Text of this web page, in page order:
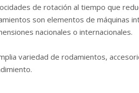
de rotación al tiempo que
son elementos de máquinas
nacionales o internacionales.
variedad de rodamientos,